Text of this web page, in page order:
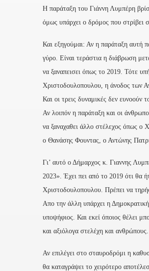
Η παράταξη του Γιάννη Λυμπέρη
όμως υπάρχει ο δρόμος που στρίβει
Και εξηγούμαι: Αν η παράταξη αυτή
γύρο. Είναι τεράστια η διάβρωση
να ξαναπεισει όπως το 2019. Τότε
Χριστοδουλοπουλου, η άνοδος των
Και οι τρεις δυναμικές δεν ευνοούν
Αν λοιπόν η παράταξη και οι
να ξαναχαθει άλλο στέλεχος όπως ο
ο Θανάσης Φουντας, ο Αντώνης
Γι’ αυτό ο Δήμαρχος κ. Γιαννης
2023». Έχει πει από το 2019 ότι θα
Χριστοδουλοπουλου. Πρέπει να
Απο την άλλη υπάρχει η
υποψήφιος. Και εκεί όποιος θέλει
και αξιόλογα στελέχη και ανθρώπους.
Αν επιλέγει στο σταυροδρόμι η
θα καταγράψει το χειρότερο